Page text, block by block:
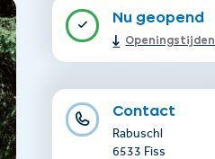
Nu geopend
Openingstijden
Contact
Rabuschl
6533 Fiss